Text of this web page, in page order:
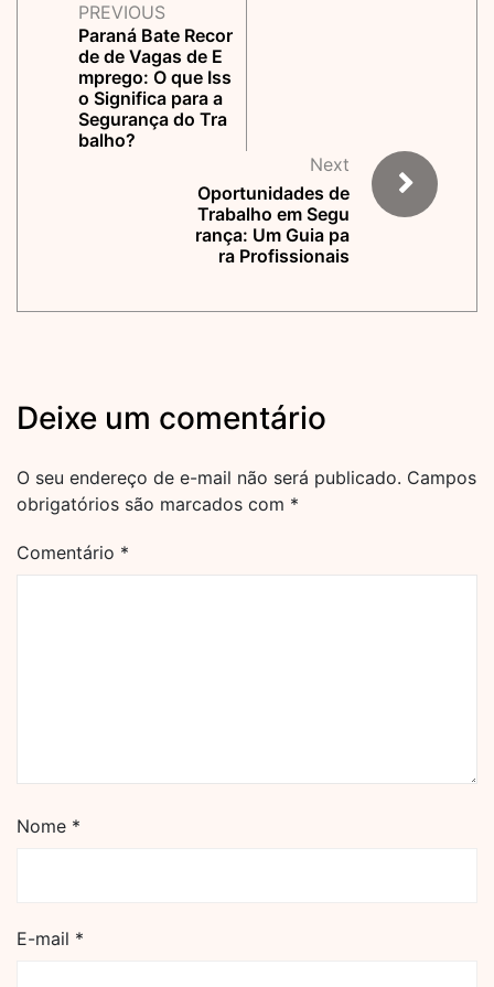
PREVIOUS
Paraná Bate Recor
de de Vagas de E
mprego: O que Iss
o Significa para a
Segurança do Tra
balho?
Next
Oportunidades de
Trabalho em Segu
rança: Um Guia pa
ra Profissionais
Deixe um comentário
O seu endereço de e-mail não será publicado. Campos
obrigatórios são marcados com *
Comentário *
Nome *
E-mail *